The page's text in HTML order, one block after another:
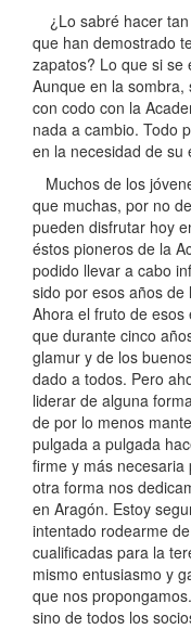
¿Lo sabré hacer tan
que han demostrado
zapatos? Lo que si se
Aunque en la
con codo con la
nada a cambio. Todo
en la necesidad de su
Muchos de los
que muchas, por no
pueden disfrutar hoy
éstos pioneros de la
podido llevar a cabo
sido por esos años de
Ahora el fruto de
que durante cinco
glamur y de los
dado a todos. Pero
liderar de alguna
de por lo menos
pulgada a pulgada
firme y más
otra forma nos
en Aragón. Estoy
intentado rodearme
cualificadas para la
mismo entusiasmo y
que nos
sino de todos los